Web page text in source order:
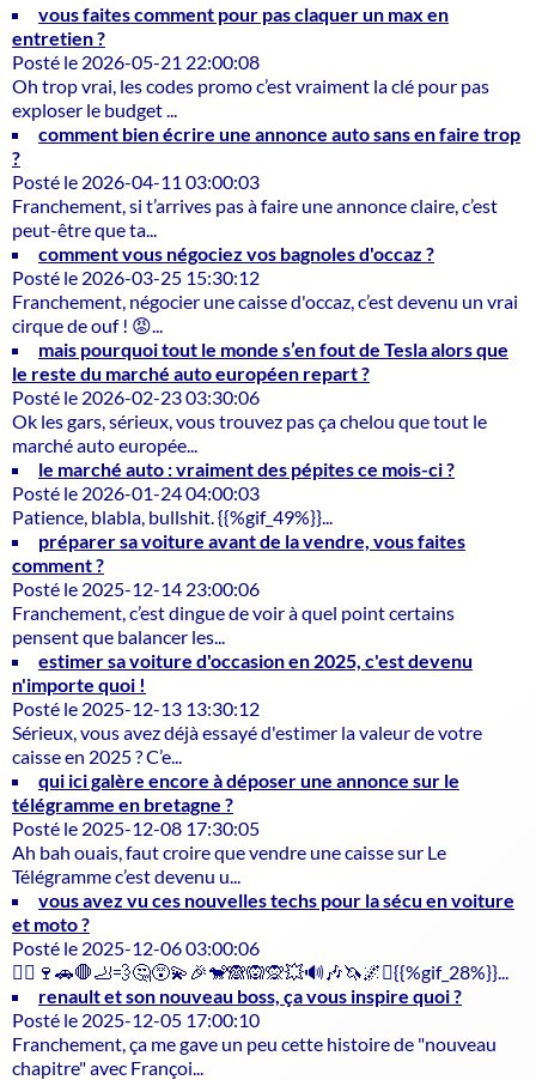
vous faites comment pour pas claquer un max en
entretien ?
Posté le 2026-05-21 22:00:08
Oh trop vrai, les codes promo c’est vraiment la clé pour pas
exploser le budget ...
comment bien écrire une annonce auto sans en faire trop
?
Posté le 2026-04-11 03:00:03
Franchement, si t’arrives pas à faire une annonce claire, c’est
peut-être que ta...
comment vous négociez vos bagnoles d'occaz ?
Posté le 2026-03-25 15:30:12
Franchement, négocier une caisse d'occaz, c’est devenu un vrai
cirque de ouf ! 😡...
mais pourquoi tout le monde s’en fout de Tesla alors que
le reste du marché auto européen repart ?
Posté le 2026-02-23 03:30:06
Ok les gars, sérieux, vous trouvez pas ça chelou que tout le
marché auto europée...
le marché auto : vraiment des pépites ce mois-ci ?
Posté le 2026-01-24 04:00:03
Patience, blabla, bullshit. {{%gif_49%}}...
préparer sa voiture avant de la vendre, vous faites
comment ?
Posté le 2025-12-14 23:00:06
Franchement, c’est dingue de voir à quel point certains
pensent que balancer les...
estimer sa voiture d'occasion en 2025, c'est devenu
n'importe quoi !
Posté le 2025-12-13 13:30:12
Sérieux, vous avez déjà essayé d'estimer la valeur de votre
caisse en 2025 ? C’e...
qui ici galère encore à déposer une annonce sur le
télégramme en bretagne ?
Posté le 2025-12-08 17:30:05
Ah bah ouais, faut croire que vendre une caisse sur Le
Télégramme c’est devenu u...
vous avez vu ces nouvelles techs pour la sécu en voiture
et moto ?
Posté le 2025-12-06 03:00:06
🤷‍♀️🍷🚗🛑🦶💨🤔😵‍💫🎉🐒🙈🙉🙊💥🔊🎶🦄🌌✨{{%gif_28%}}...
renault et son nouveau boss, ça vous inspire quoi ?
Posté le 2025-12-05 17:00:10
Franchement, ça me gave un peu cette histoire de "nouveau
chapitre" avec Françoi...